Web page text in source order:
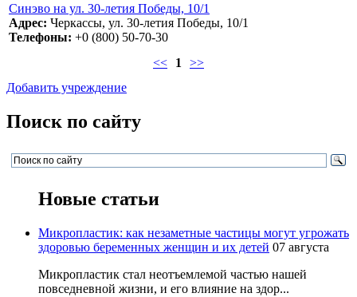
Синэво на ул. 30-летия Победы, 10/1
Адрес: Черкассы, ул. 30-летия Победы, 10/1
Телефоны: +0 (800) 50-70-30
<<
1 >>
Добавить учреждение
Поиск по сайту
Новые статьи
Микропластик: как незаметные частицы могут угрожать
здоровью беременных женщин и их детей 07 августа
Микропластик стал неотъемлемой частью нашей
повседневной жизни, и его влияние на здор...